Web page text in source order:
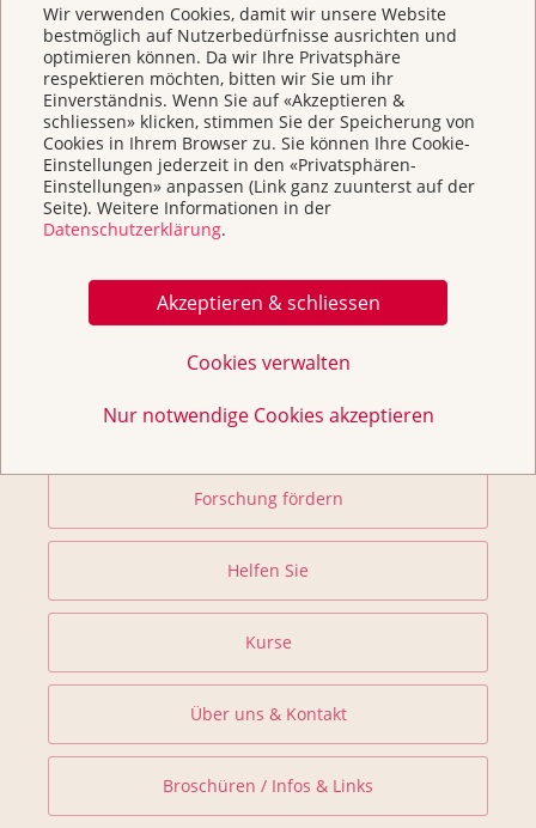
Wir verwenden Cookies, damit wir unsere Website
bestmöglich auf Nutzerbedürfnisse ausrichten und
optimieren können. Da wir Ihre Privatsphäre
respektieren möchten, bitten wir Sie um ihr
Einverständnis. Wenn Sie auf «Akzeptieren &
schliessen» klicken, stimmen Sie der Speicherung von
Cookies in Ihrem Browser zu. Sie können Ihre Cookie-
Einstellungen jederzeit in den «Privatsphären-
Einstellungen» anpassen (Link ganz zuunterst auf der
Seite). Weitere Informationen in der
Datenschutzerklärung.
Akzeptieren & schliessen
Cookies verwalten
Nur notwendige Cookies akzeptieren
Weitere Themen
Home
Beratung & Unterstützung
Prävention und Früherkennung
Forschung fördern
Helfen Sie
Kurse
Über uns & Kontakt
Broschüren / Infos & Links